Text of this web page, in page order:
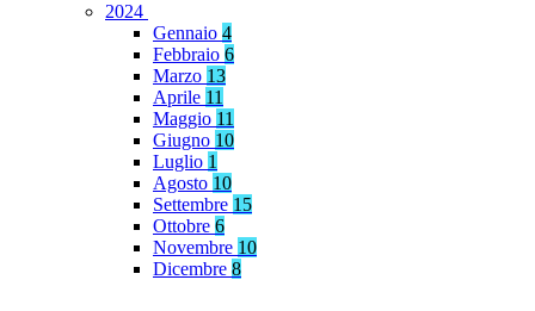
2024
Gennaio 4
Febbraio 6
Marzo 13
Aprile 11
Maggio 11
Giugno 10
Luglio 1
Agosto 10
Settembre 15
Ottobre 6
Novembre 10
Dicembre 8